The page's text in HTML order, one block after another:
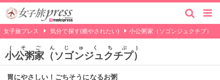
女子旅プレス 気分で探す(癒やされたい) 小公粥家（ソゴンジュクチプ）
小公粥家（ソゴンジュクチプ）
そごんじゅくちぷ
胃にやさしい！ごちそうになるお粥